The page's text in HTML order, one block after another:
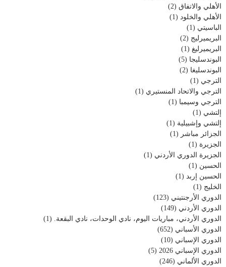
الأهلي والاتفاق (2)
الأهلي والخلود (1)
الباسيتي (1)
البريميرليج (2)
البريميرليغ (1)
البوندسليجا (5)
البوندسليغا (2)
الترجي (1)
الترجي والاتحاد المنستيري (1)
الترجي وسيمبا (1)
إلتشي (1)
إلتشي وإشبيلية (1)
الجزائر مباشر (1)
الجزيرة (1)
الجزيرة الدوري الأردني (1)
الحسين (1)
الحسين إربد (1)
الخليج (1)
الدوري الأرجنتيني (123)
الدوري الأردني (149)
الدوري الأردني، مباريات اليوم، نادي الوحدات، نادي البقعة. (1)
الدوري الأسباني (652)
الدوري الإسباني (10)
الدوري الإسباني 2026
(5)
الدوري الألماني (246)